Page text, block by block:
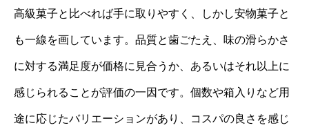
高級菓子と比べれば手に取りやすく、しかし安物菓子と
も一線を画しています。品質と歯ごたえ、味の滑らかさ
に対する満足度が価格に見合うか、あるいはそれ以上に
感じられることが評価の一因です。個数や箱入りなど用
途に応じたバリエーションがあり、コスパの良さを感じ